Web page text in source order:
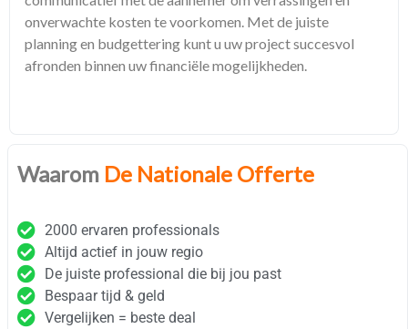
onverwachte kosten te voorkomen. Met de juiste
planning en budgettering kunt u uw project succesvol
afronden binnen uw financiële mogelijkheden.
Waarom De Nationale Offerte
2000 ervaren professionals
Altijd actief in jouw regio
De juiste professional die bij jou past
Bespaar tijd & geld
Vergelijken = beste deal